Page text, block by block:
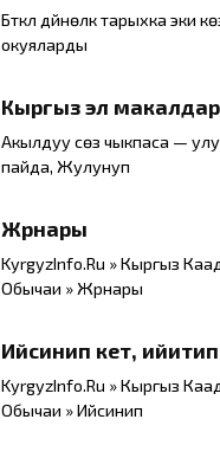
Бүткүл дүйнөлүк тарыхка
окуяларды
Кыргыз эл
Акылдуу сөз чыкпаса —
пайда, Жулунуп
Жүрнары
KyrgyzInfo.Ru » Кыргыз
Обычаи » Жүрнары
Ийсинип кетүү,
KyrgyzInfo.Ru » Кыргыз
Обычаи » Ийсинип